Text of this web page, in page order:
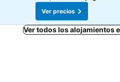
Ver precios
Ver todos los alojamientos